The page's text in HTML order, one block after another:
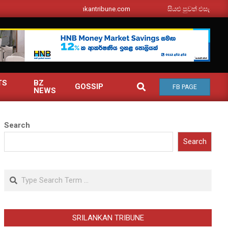
srilankantribune.com සියළු පුවත් එසැනින් ඔබ
BZ
NEWS
GOSSIP SEARCH
FB PAGE
Search
Search
Search
SRILANKAN TRIBUNE